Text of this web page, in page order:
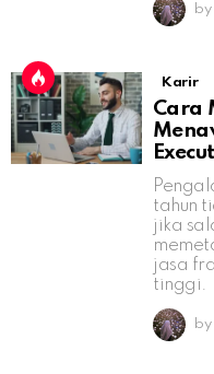
by
Karir
Cara
tahun
jika
jasa
tinggi.
by